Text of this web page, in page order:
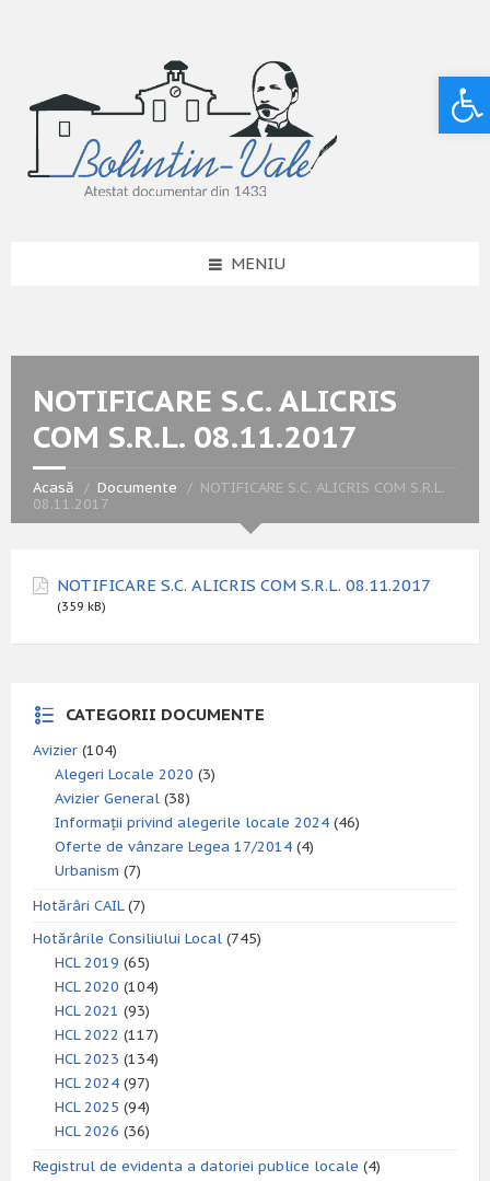
MENIU
NOTIFICARE S.C. ALICRIS
COM S.R.L. 08.11.2017
Acasă Documente
NOTIFICARE S.C. ALICRIS COM S.R.L.
08.11.2017
NOTIFICARE S.C. ALICRIS COM S.R.L. 08.11.2017
(359 kB)
CATEGORII DOCUMENTE
Avizier (104)
Alegeri Locale 2020 (3)
Avizier General (38)
Informații privind alegerile locale 2024 (46)
Oferte de vânzare Legea 17/2014 (4)
Urbanism (7)
Hotărâri CAIL(7)
Hotărârile Consiliului Local (745)
HCL 2019 (65)
HCL 2020 (104)
HCL 2021 (93)
HCL 2022 (117)
HCL 2023 (134)
HCL 2024 (97)
HCL 2025 (94)
HCL 2026 (36)
Registrul de evidenta a datoriei publice locale (4)
Deschide bara de unelte